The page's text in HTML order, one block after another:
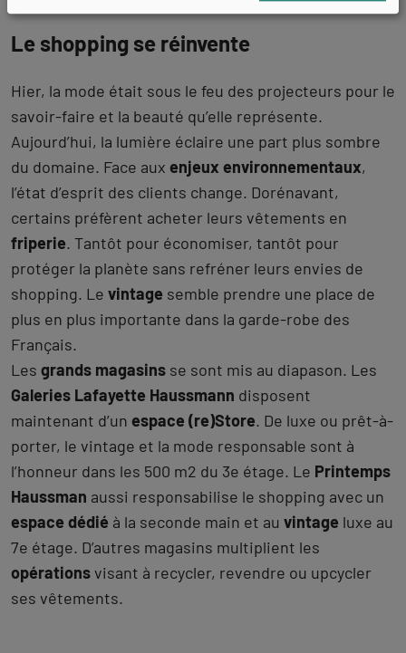
Le shopping se réinvente
Hier, la mode était sous le feu des projecteurs pour le
savoir-faire et la beauté qu’elle représente.
Aujourd’hui, la lumière éclaire une part plus sombre
du domaine. Face aux enjeux environnementaux,
l’état d’esprit des clients change. Dorénavant,
certains préfèrent acheter leurs vêtements en
friperie. Tantôt pour économiser, tantôt pour
protéger la planète sans refréner leurs envies de
shopping. Le vintage semble prendre une place de
plus en plus importante dans la garde-robe des
Français.
Les grands magasins se sont mis au diapason. Les
Galeries Lafayette Haussmann disposent
maintenant d’un espace (re)Store. De luxe ou prêt-à-
porter, le vintage et la mode responsable sont à
l’honneur dans les 500 m2 du 3e étage. Le Printemps
Haussman aussi responsabilise le shopping avec un
espace dédié à la seconde main et au vintage luxe au
7e étage. D’autres magasins multiplient les
opérationsvisant à recycler, revendre ou upcycler
ses vêtements.